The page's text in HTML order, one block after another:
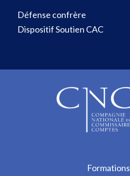
Défense confrère
Dispositif Soutien CAC
Formations